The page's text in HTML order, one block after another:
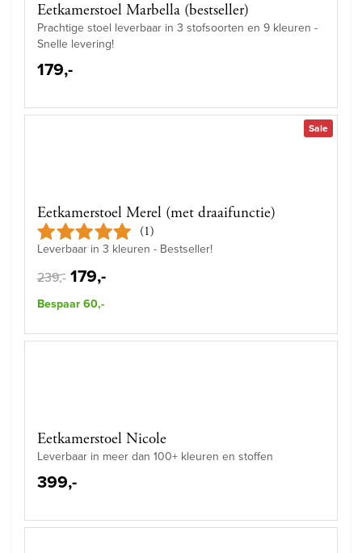
Eetkamerstoel Marbella (bestseller)
Prachtige stoel leverbaar in 3 stofsoorten en 9 kleuren -
Snelle levering!
179,-
Sale
Eetkamerstoel Merel (met draaifunctie)
(1)
Leverbaar in 3 kleuren - Bestseller!
239,- 179,-
Bespaar 60,-
Eetkamerstoel Nicole
Leverbaar in meer dan 100+ kleuren en stoffen
399,-